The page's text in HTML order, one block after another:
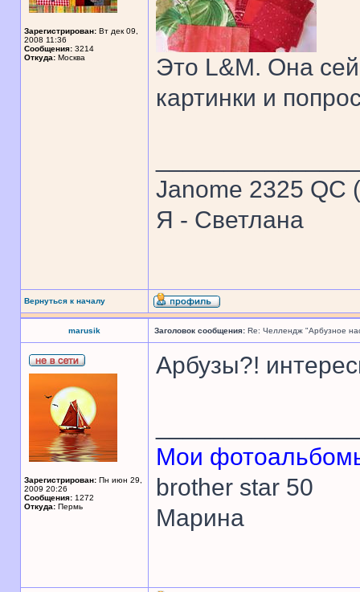
Зарегистрирован: Вт дек 09,
2008 11:36
Сообщения: 3214
Откуда: Москва
Это L&M. Она
картинки и
Janome 2325 QC
Я - Светлана
Вернуться к началу
marusik Заголовок сообщения: Re: Челлендж "Арбузное
Зарегистрирован: Пн июн 29,
2009 20:26
Сообщения: 1272
Откуда: Пермь
Арбузы?!
Мои
brother star 50
Марина